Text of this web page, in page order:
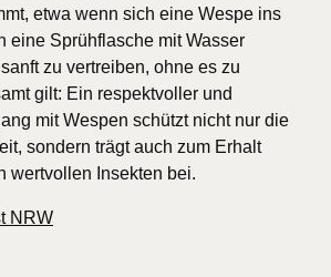
etwa wenn sich eine Wespe ins
eine Sprühflasche mit Wasser
zu vertreiben, ohne es zu
gilt: Ein respektvoller und
mit Wespen schützt nicht nur die
sondern trägt auch zum Erhalt
wertvollen Insekten bei.
NRW